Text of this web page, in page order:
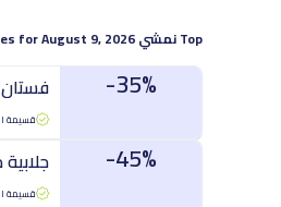
TopنمشيAugust 9, 2026
35%-
قسيمة
45%-
قسيمة